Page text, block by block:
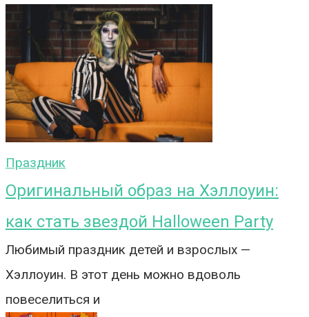
Праздник
Оригинальный образ на Хэллоуин:
как стать звездой Halloween Party
Любимый праздник детей и взрослых —
Хэллоуин. В этот день можно вдоволь
повеселиться и